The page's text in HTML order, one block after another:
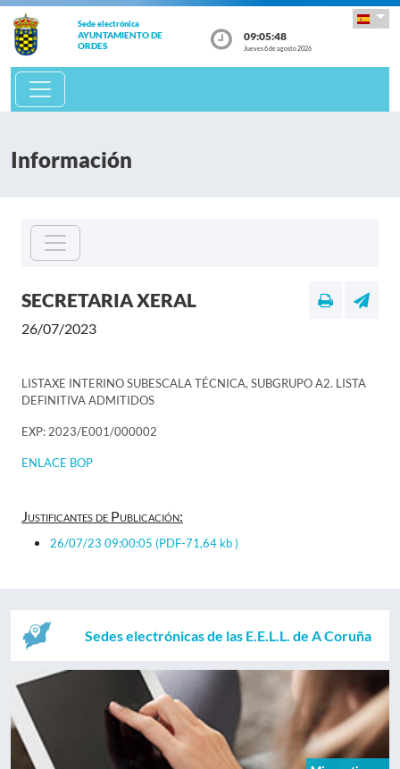
Sede electrónica
AYUNTAMIENTO DE
ORDES
09:05:48
Jueves 6 de agosto 2026
Información
SECRETARIA XERAL
26/07/2023
LISTAXE INTERINO SUBESCALA TÉCNICA, SUBGRUPO A2. LISTA
DEFINITIVA ADMITIDOS
EXP: 2023/E001/000002
ENLACE BOP
Justificantes de Publicación:
26/07/23 09:00:05 (PDF-71,64 kb )
Sedes electrónicas de las E.E.L.L. de A Coruña